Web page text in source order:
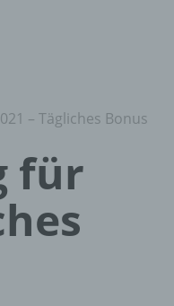
– Tägliches Bonus
für